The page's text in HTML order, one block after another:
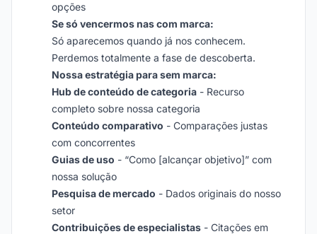
opções
Se só vencermos nas com marca:
Só aparecemos quando já nos conhecem.
Perdemos totalmente a fase de descoberta.
Nossa estratégia para sem marca:
Hub de conteúdo de categoria - Recurso
completo sobre nossa categoria
Conteúdo comparativo - Comparações justas
com concorrentes
Guias de uso - “Como [alcançar objetivo]” com
nossa solução
Pesquisa de mercado - Dados originais do nosso
setor
Contribuições de especialistas - Citações em